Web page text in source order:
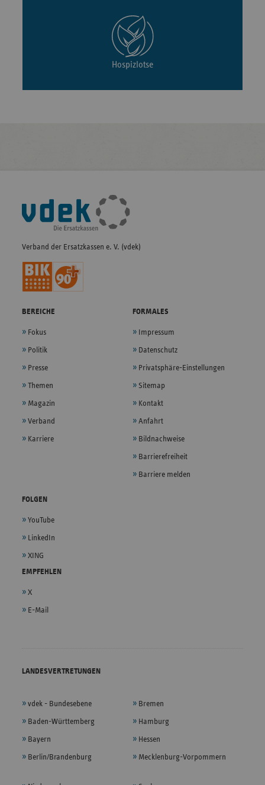
Hospizlotse
Fußleisten-
Navigation
Verband der Ersatzkassen e. V. (vdek)
BEREICHE
Fokus
Politik
Presse
Themen
Magazin
Verband
Karriere
FORMALES
Impressum
Datenschutz
Privatsphäre-Einstellungen
Sitemap
Kontakt
Anfahrt
Bildnachweise
Barrierefreiheit
Barriere melden
FOLGEN
YouTube
LinkedIn
XING
EMPFEHLEN
X
E-Mail
LANDESVERTRETUNGEN
vdek - Bundesebene
Baden-Württemberg
Bayern
Berlin/Brandenburg
Bremen
Hamburg
Hessen
Mecklenburg-Vorpommern